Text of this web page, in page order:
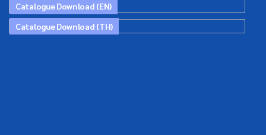
Catalogue Download (EN)
Catalogue Download (TH)